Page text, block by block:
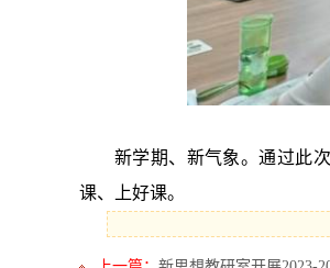
新学期、新气象。通过此
课、上好课。